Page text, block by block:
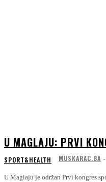
U MAGLAJU: PRVI
SPORT&HEALTH MUSKARAC.BA -
U Maglaju je održan Prvi kongres